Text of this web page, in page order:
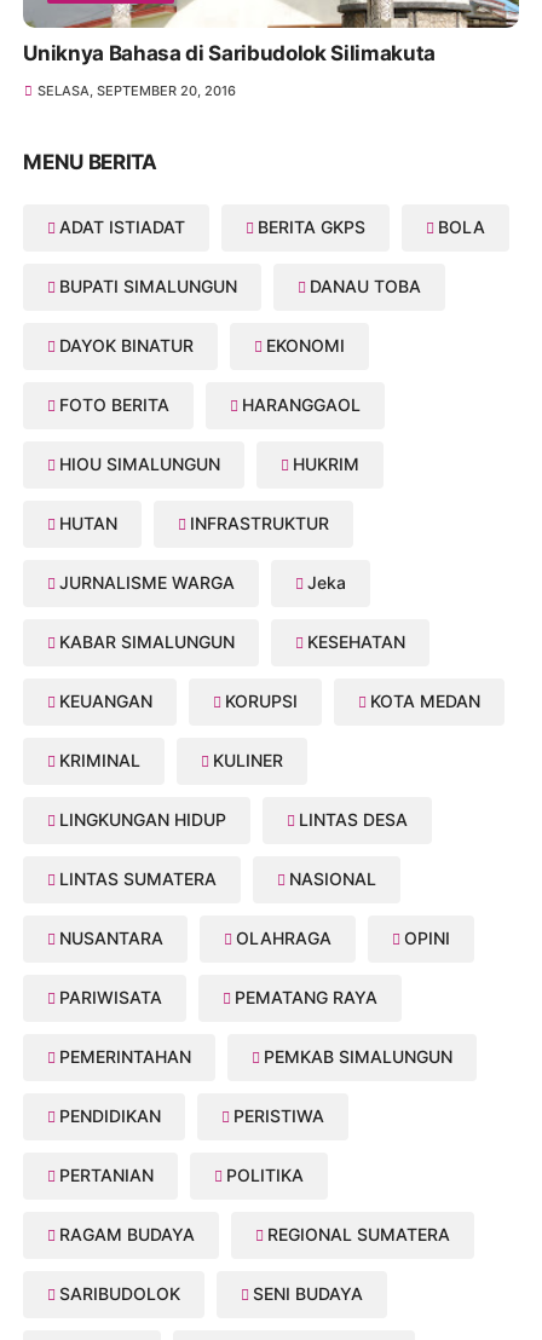
Uniknya Bahasa di Saribudolok Silimakuta
SELASA, SEPTEMBER 20, 2016
MENU BERITA
ADAT ISTIADAT BERITA GKPS BOLA
BUPATI SIMALUNGUN DANAU TOBA
DAYOK BINATUR EKONOMI
FOTO BERITA HARANGGAOL
HIOU SIMALUNGUN HUKRIM
HUTAN INFRASTRUKTUR
JURNALISME WARGA Jeka
KABAR SIMALUNGUN KESEHATAN
KEUANGAN KORUPSI KOTA MEDAN
KRIMINAL KULINER
LINGKUNGAN HIDUP LINTAS DESA
LINTAS SUMATERA NASIONAL
NUSANTARA OLAHRAGA OPINI
PARIWISATA PEMATANG RAYA
PEMERINTAHAN PEMKAB SIMALUNGUN
PENDIDIKAN PERISTIWA
PERTANIAN POLITIKA
RAGAM BUDAYA REGIONAL SUMATERA
SARIBUDOLOK SENI BUDAYA